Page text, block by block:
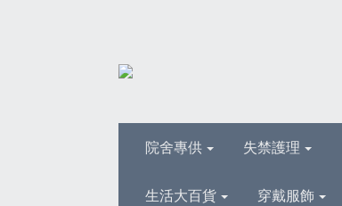
院舍專供 失禁護理
生活大百貨 穿戴服飾